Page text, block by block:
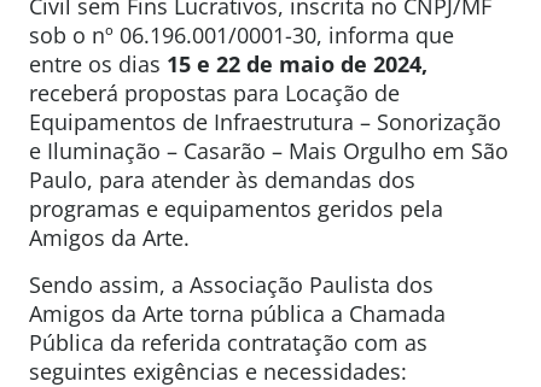
Civil sem Fins Lucrativos, inscrita no CNPJ/MF
sob o nº 06.196.001/0001-30, informa que
entre os dias 15 e 22 de maio de 2024,
receberá propostas para Locação de
Equipamentos de Infraestrutura – Sonorização
e Iluminação – Casarão – Mais Orgulho em São
Paulo, para atender às demandas dos
programas e equipamentos geridos pela
Amigos da Arte.
Sendo assim, a Associação Paulista dos
Amigos da Arte torna pública a Chamada
Pública da referida contratação com as
seguintes exigências e necessidades: